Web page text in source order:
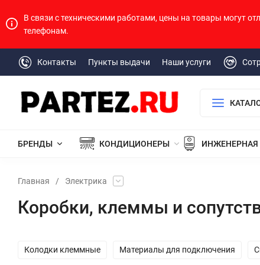
В связи с техническими работами, цены на товары могут
телефонам.
Контакты Пункты выдачи Наши услуги
БРЕНДЫ КОНДИЦИОНЕРЫ ИНЖЕНЕРНАЯ
Главная / Электрика
Коробки, клеммы и
Колодки клеммные Материалы для подключения